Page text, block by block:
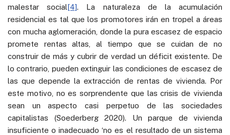
malestar social[4]. La naturaleza de la acumulación
residencial es tal que los promotores irán en tropel a áreas
con mucha aglomeración, donde la pura escasez de espacio
promete rentas altas, al tiempo que se cuidan de no
construir de más y cubrir de verdad un déficit existente. De
lo contrario, pueden extinguir las condiciones de escasez de
las que depende la extracción de rentas de vivienda. Por
este motivo, no es sorprendente que las crisis de vivienda
sean un aspecto casi perpetuo de las sociedades
capitalistas (Soederberg 2020). Un parque de vivienda
insuficiente o inadecuado ‘no es el resultado de un sistema